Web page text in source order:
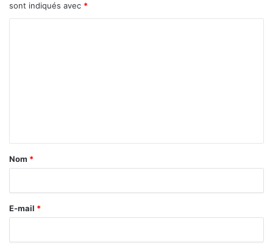
sont indiqués avec *
a
r
e
Nom *
E-mail *